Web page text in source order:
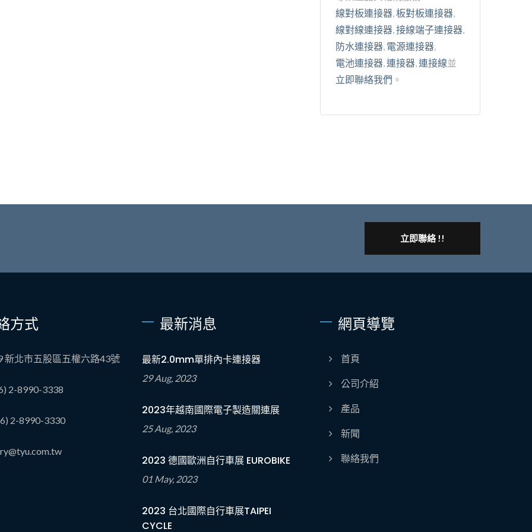
線對板連接器,板對板連接器,
線對線連接器,接線端子連接器,
防水連接器, 電源連接器,
電池連接器,連接器,連接線並
立即聯絡我們 。
立即聯絡 !!
方式
新北市五股區五權六路43號
2-8990-3338
2-8990-3330
最新消息
最新2.0mm單排內卡連接器
29 Aug, 2023
2023年越南國際電子製造關連展
25 Aug, 2023
2023 德國歐洲自行車展 EUROBIKE
01 May, 2023
2023 台北國際自行車展TAIPEI
CYCLE
網頁導覽
首頁
公司介紹
產品
新聞
聯絡我們